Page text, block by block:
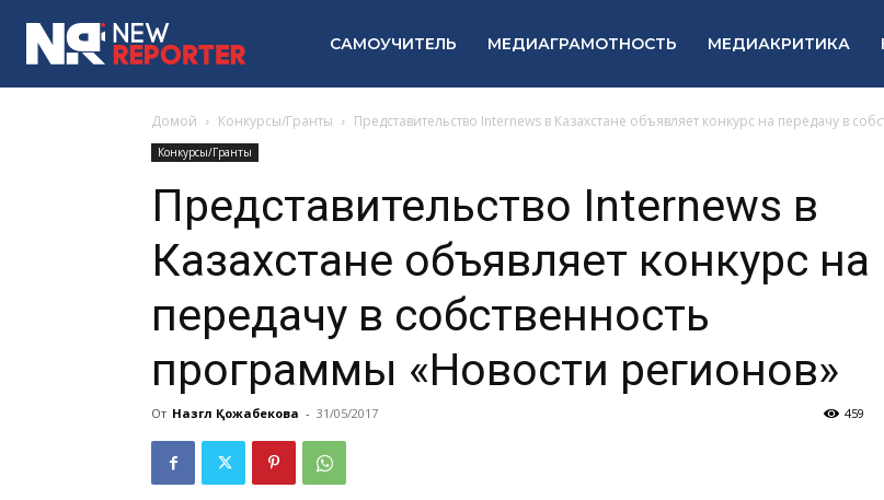
САМОУЧИТЕЛЬ МЕДИАГРАМОТНОСТЬ МЕДИАКРИТИКА
Домой Конкурсы/Гранты Представительство Internews в Казахстане объявляет конкурс на передачу в
Конкурсы/Гранты
Представительство Internews в
Казахстане объявляет конкурс на
передачу в собственность
программы «Новости регионов»
От Назгүл Қожабекова - 31/05/2017 459